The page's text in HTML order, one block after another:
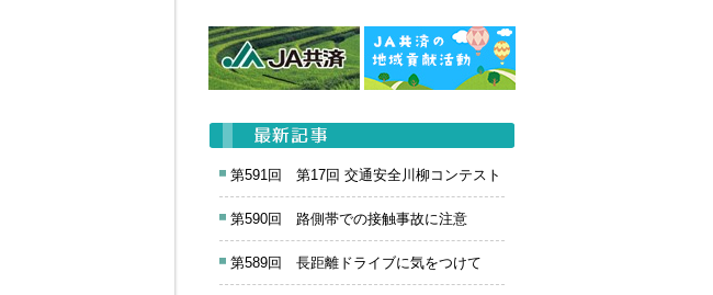
第591回 第17回 交通安全川柳コンテスト
第590回 路側帯での接触事故に注意
第589回 長距離ドライブに気をつけて